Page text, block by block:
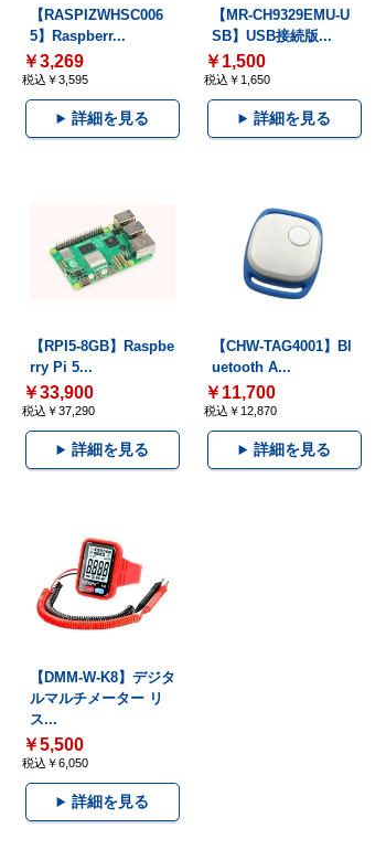
【RASPIZWHSC006
5】Raspberr...
￥3,269
税込￥3,595
詳細を見る
【MR-CH9329EMU-U
SB】USB接続版...
￥1,500
税込￥1,650
詳細を見る
【RPI5-8GB】Raspbe
rry Pi 5...
￥33,900
税込￥37,290
詳細を見る
【CHW-TAG4001】Bl
uetooth A...
￥11,700
税込￥12,870
詳細を見る
【DMM-W-K8】デジタ
ルマルチメーター リ
ス...
￥5,500
税込￥6,050
詳細を見る